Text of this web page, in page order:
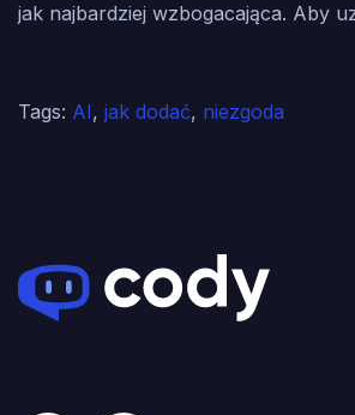
jak najbardziej wzbogacająca. Aby
Tags: AI, jak dodać, niezgoda